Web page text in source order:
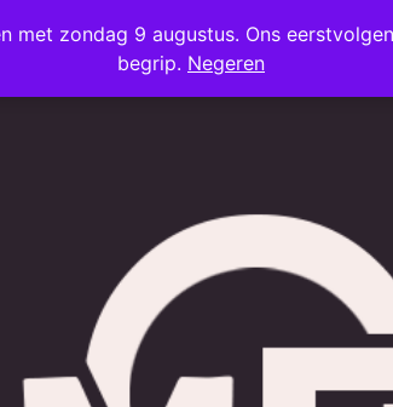
zondag 9 augustus. Ons
begrip. Negeren